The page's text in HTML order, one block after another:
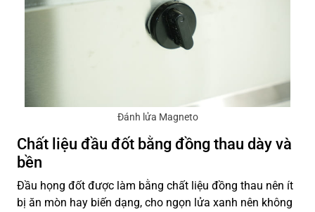
Đánh lửa Magneto
Chất liệu đầu đốt bằng đồng thau dày và
bền
Đầu họng đốt được làm bằng chất liệu đồng thau nên ít
bị ăn mòn hay biến dạng, cho ngọn lửa xanh nên không